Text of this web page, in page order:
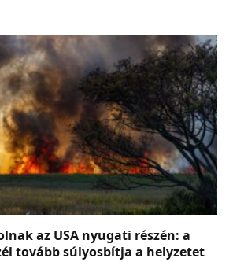
az USA nyugati részén: a
tovább súlyosbítja a helyzetet